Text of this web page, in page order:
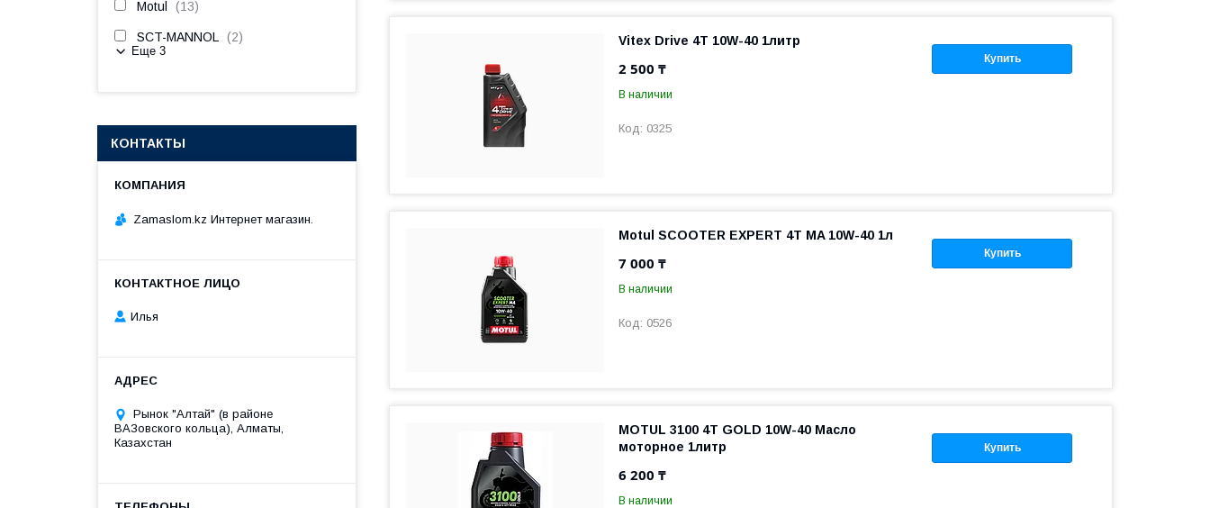
Купить
Vitex Drive 4T 10W-40 1литр
2 500 ₸
В наличии
0325
Купить
Motul SCOOTER EXPERT 4T MA 10W-40 1л
7 000 ₸
В наличии
0526
Купить
MOTUL 3100 4T GOLD 10W-40 Масло
моторное 1литр
6 200 ₸
В наличии
Motul 13
SCT-MANNOL 2
Еще 3
КОНТАКТЫ
Zamaslom.kz Интернет магазин.
Илья
Рынок "Алтай" (в районе
ВАЗовского кольца), Алматы,
Казахстан